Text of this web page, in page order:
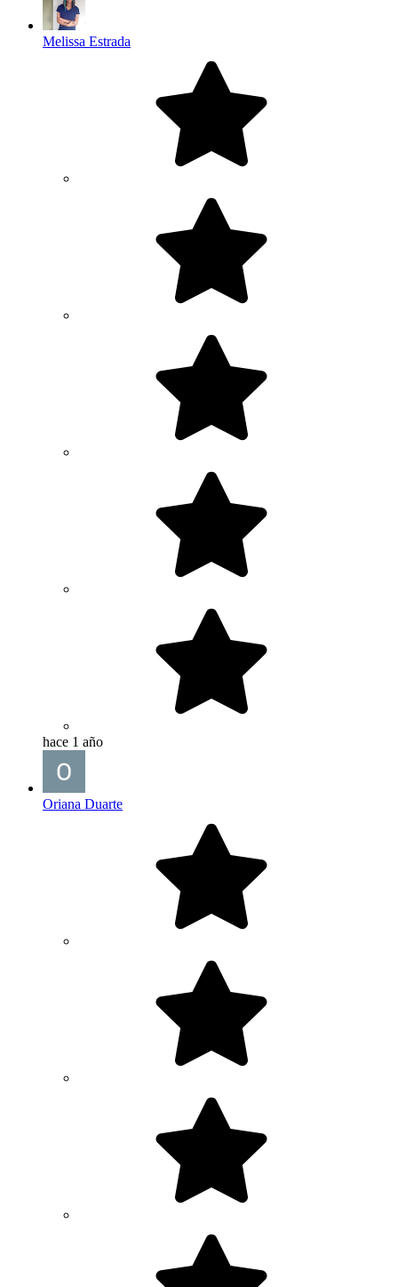
Melissa Estrada
hace 1 año
Oriana Duarte